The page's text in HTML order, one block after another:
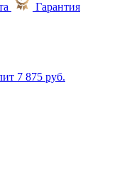
Гарантия
7 875 руб.